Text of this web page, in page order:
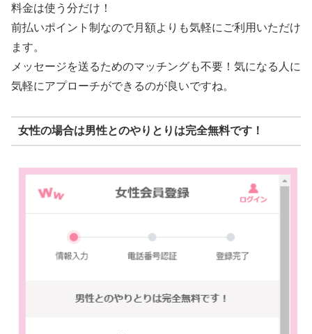
料金は使う分だけ！
前払いポイント制なので月額よりも気軽にご利用いただけ
ます。
メッセージを送るためのマッチングも不要！気になる人に
気軽にアプローチができるのが良いですね。
女性の場合は男性とのやりとりは完全無料です！